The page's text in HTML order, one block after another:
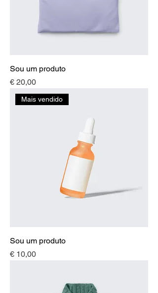
Sou um produto
Preço
€ 20,00
Mais vendido
Sou um produto
Preço
€ 10,00